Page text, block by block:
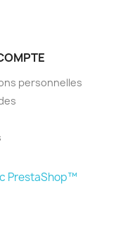
personnelles
PrestaShop™